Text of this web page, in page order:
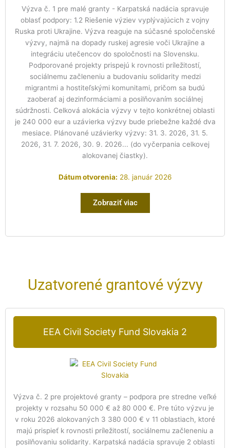
Výzva č. 1 pre malé granty - Karpatská nadácia spravuje
oblasť podpory: 1.2 Riešenie výziev vyplývajúcich z vojny
Ruska proti Ukrajine. Výzva reaguje na súčasné spoločenské
výzvy, najmä na dopady ruskej agresie voči Ukrajine a
integráciu utečencov do spoločnosti na Slovensku.
Podporované projekty prispejú k rovnosti príležitostí,
sociálnemu začleneniu a budovaniu solidarity medzi
migrantmi a hostiteľskými komunitami, pričom sa budú
zaoberať aj dezinformáciami a posilňovaním sociálnej
súdržnosti. Celková alokácia výzvy v tejto konkrétnej oblasti
je 240 000 eur a uzávierka výzvy bude priebežne každé dva
mesiace. Plánované uzávierky výzvy: 31. 3. 2026, 31. 5.
2026, 31. 7. 2026, 30. 9. 2026... (do vyčerpania celkovej
alokovanej čiastky).
Dátum otvorenia: 28. január 2026
Zobraziť viac
Uzatvorené grantové výzvy
EEA Civil Society Fund Slovakia 2
Výzva č. 2 pre projektové granty – podpora pre stredne veľké
projekty v rozsahu 50 000 € až 80 000 €. Pre túto výzvu je
v roku 2026 alokovaných 3 380 000 € v 11 oblastiach, ktoré
majú prispieť k rovnosti príležitostí, sociálnemu začleneniu a
posilňovaniu solidarity. Karpatská nadácia spravuje 2 oblasti